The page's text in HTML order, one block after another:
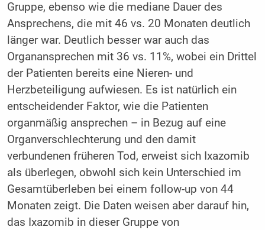
Gruppe, ebenso wie die mediane Dauer des
Ansprechens, die mit 46 vs. 20 Monaten deutlich
länger war. Deutlich besser war auch das
Organansprechen mit 36 vs. 11%, wobei ein Drittel
der Patienten bereits eine Nieren- und
Herzbeteiligung aufwiesen. Es ist natürlich ein
entscheidender Faktor, wie die Patienten
organmäßig ansprechen – in Bezug auf eine
Organverschlechterung und den damit
verbundenen früheren Tod, erweist sich Ixazomib
als überlegen, obwohl sich kein Unterschied im
Gesamtüberleben bei einem follow-up von 44
Monaten zeigt. Die Daten weisen aber darauf hin,
das Ixazomib in dieser Gruppe von